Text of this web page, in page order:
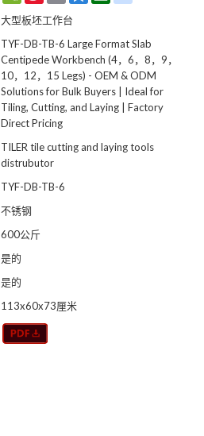
Weibo
大型板坯工作台
TYF-DB-TB-6 Large Format Slab
Centipede Workbench (4，6，8，9，
10，12，15 Legs) - OEM & ODM
Solutions for Bulk Buyers | Ideal for
Tiling, Cutting, and Laying | Factory
Direct Pricing
TILER tile cutting and laying tools
distrubutor
TYF-DB-TB-6
不锈钢
600公斤
是的
是的
113x60x73厘米